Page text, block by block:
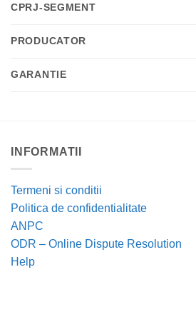
CPRJ-SEGMENT
PRODUCATOR
GARANTIE
INFORMATII
Termeni si conditii
Politica de confidentialitate
ANPC
ODR – Online Dispute Resolution
Help